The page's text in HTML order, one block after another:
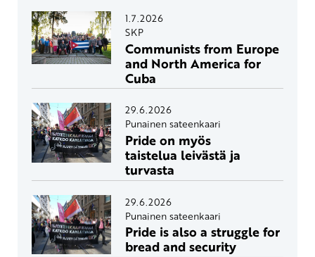
1.7.2026
SKP
Communists from Europe
and North America for
Cuba
29.6.2026
Punainen sateenkaari
Pride on myös
taistelua leivästä ja
turvasta
29.6.2026
Punainen sateenkaari
Pride is also a struggle for
bread and security